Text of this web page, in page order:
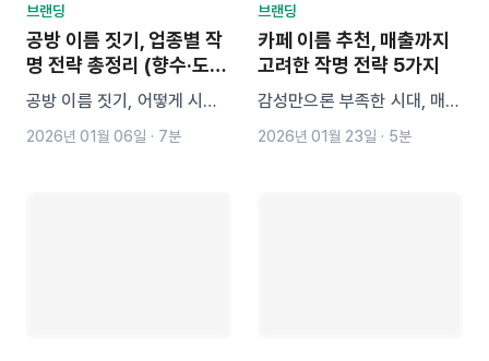
브랜딩
공방 이름 짓기, 업종별 작
명 전략 총정리 (향수·도자
기·자수)
공방 이름 짓기, 어떻게 시작
해야 할까요? 향수·도자기·자
2026년 01월 06일 · 7분
브랜딩
카페 이름 추천, 매출까지
고려한 작명 전략 5가지
감성만으론 부족한 시대, 매출
까지 연결되는 카페 이름 추천
2026년 01월 23일 · 5분